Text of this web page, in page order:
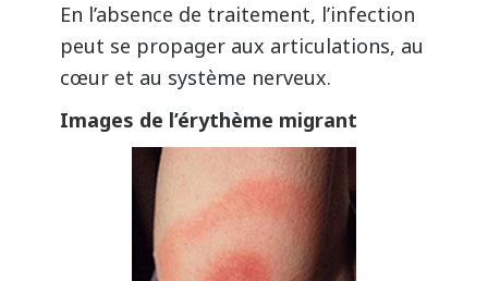
En l’absence de traitement, l’infection
peut se propager aux articulations, au
cœur et au système nerveux.
Images de l’érythème migrant